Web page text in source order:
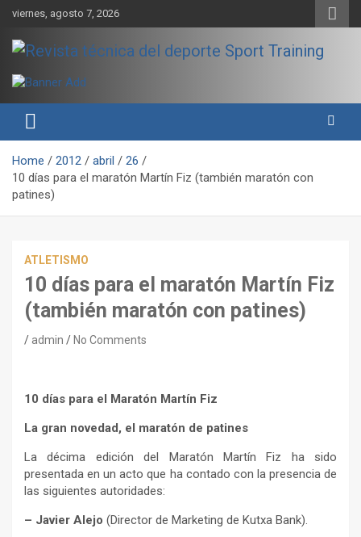
Skip
content
viernes, agosto 7, 2026
Revista técnica del deporte
Sport Training
rendimiento, nutrición y entrenamiento.
Home 2012 abril
26
10 días para el maratón Martín Fiz (también maratón con
patines)
ATLETISMO
10 días para el maratón Martín Fiz
(también maratón con patines)
admin No Comments
10 días para el Maratón Martín Fiz
La gran novedad, el maratón de patines
La décima edición del Maratón Martín Fiz ha sido
presentada en un acto que ha contado con la presencia de
las siguientes autoridades:
– Javier Alejo (Director de Marketing de Kutxa Bank).